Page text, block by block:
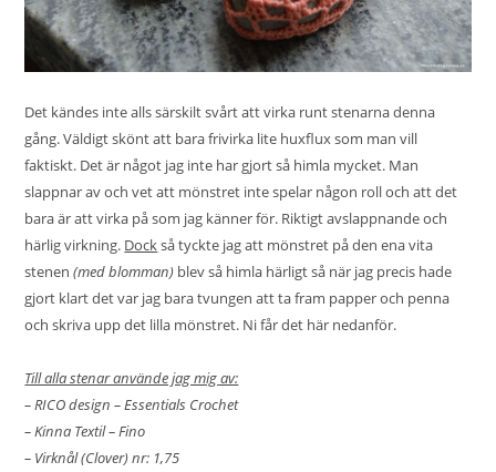
Det kändes inte alls särskilt svårt att virka runt stenarna denna
gång. Väldigt skönt att bara frivirka lite huxflux som man vill
faktiskt. Det är något jag inte har gjort så himla mycket. Man
slappnar av och vet att mönstret inte spelar någon roll och att det
bara är att virka på som jag känner för. Riktigt avslappnande och
härlig virkning. Dockså tyckte jag att mönstret på den ena vita
stenen(med blomman) blev så himla härligt så när jag precis hade
gjort klart det var jag bara tvungen att ta fram papper och penna
och skriva upp det lilla mönstret. Ni får det här nedanför.
Till alla stenar använde jag mig av:
– RICO design – Essentials Crochet
– Kinna Textil – Fino
– Virknål (Clover) nr: 1,75